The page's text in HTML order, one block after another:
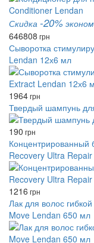
Скидка -20%
646808 грн
Сыворотка
Lendan 12х6 мл
1964грн
Твердый шампунь
190 грн
Концентрированный
Recovery Ultra
1216 грн
Лак для волос
Move Lendan 650 мл